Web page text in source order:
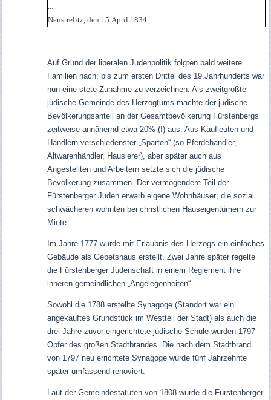
Neustrelitz, den 15.April 1834
Auf Grund der liberalen Judenpolitik folgten bald weitere
Familien nach; bis zum ersten Drittel des 19.Jahrhunderts war
nun eine stete Zunahme zu verzeichnen. Als zweitgrößte
jüdische Gemeinde des Herzogtums machte der jüdische
Bevölkerungsanteil an der Gesamtbevölkerung Fürstenbergs
zeitweise annähernd etwa 20% (!) aus. Aus Kaufleuten und
Händlern verschiedenster „Sparten“ (so Pferdehändler,
Altwarenhändler, Hausierer), aber später auch aus
Angestellten und Arbeitern setzte sich die jüdische
Bevölkerung zusammen. Der vermögendere Teil der
Fürstenberger Juden erwarb eigene Wohnhäuser; die sozial
schwächeren wohnten bei christlichen Hauseigentümern zur
Miete.
Im Jahre 1777 wurde mit Erlaubnis des Herzogs ein einfaches
Gebäude als Gebetshaus erstellt. Zwei Jahre später regelte
die Fürstenberger Judenschaft in einem Reglement ihre
inneren gemeindlichen „Angelegenheiten“.
Sowohl die 1788 erstellte Synagoge (Standort war ein
angekauftes Grundstück im Westteil der Stadt) als auch die
drei Jahre zuvor eingerichtete jüdische Schule wurden 1797
Opfer des großen Stadtbrandes. Die nach dem Stadtbrand
von 1797 neu errichtete Synagoge wurde fünf Jahrzehnte
später umfassend renoviert.
Laut der Gemeindestatuten von 1808 wurde die Fürstenberger